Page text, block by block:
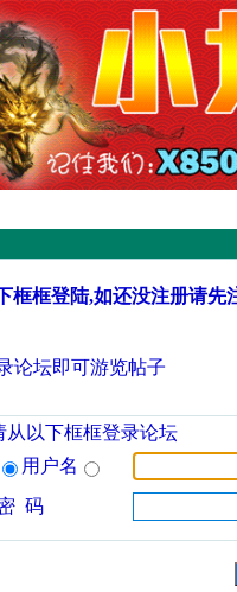
框框登陆,如还没注册请先
论坛即可游览帖子
从以下框框登录论坛
用户名
码